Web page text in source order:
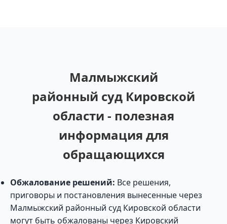
Малмыжский
районный суд Кировской
области - полезная
информация для
обращающихся
Обжалование решений: Все решения,
приговоры и постановления вынесенные через
Малмыжский районный суд Кировской области
могут быть обжалованы через Кировский